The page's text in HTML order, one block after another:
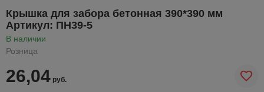
Крышка для забора бетонная 390*390 мм
Артикул: ПН39-5
В наличии
Розница
26,04 руб.